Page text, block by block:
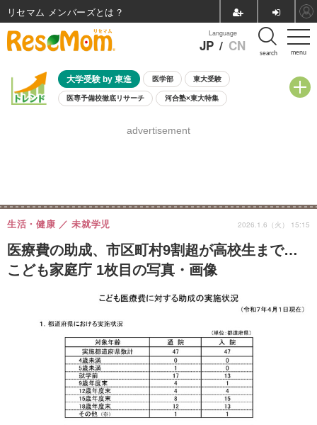
menu
Language
JP / CN search
大学受験 by 東進 医学部 東大受験
医専予備校徹底リサーチ 河合塾×東大特集
8月開催学校説明会・相談会
advertisement
医療費の助成、市区町村9割超が高校生まで…
こども家庭庁 1枚目の写真・画像
生活・健康 未就学児 2026.1.6（火） 15:15
リセマム メンバーズ